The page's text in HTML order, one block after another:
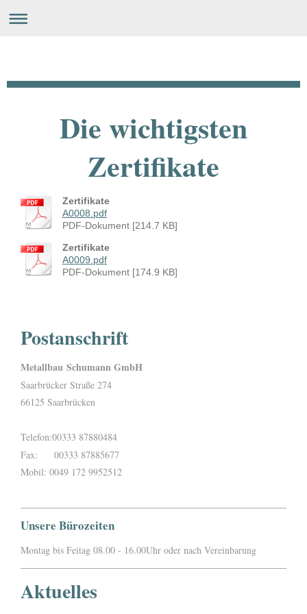
Seit 1994
Die wichtigsten
Zertifikate
Zertifikate
A0008.pdf
PDF-Dokument [214.7 KB]
Zertifikate
A0009.pdf
PDF-Dokument [174.9 KB]
Postanschrift
Metallbau Schumann GmbH
Saarbrücker Straße 274
66125 Saarbrücken
Telefon:00333 87880484
Fax: 00333 87885677
Mobil: 0049 172 9952512
Unsere Bürozeiten
Montag bis Feitag 08.00 - 16.00Uhr oder nach Vereinbarung
Aktuelles